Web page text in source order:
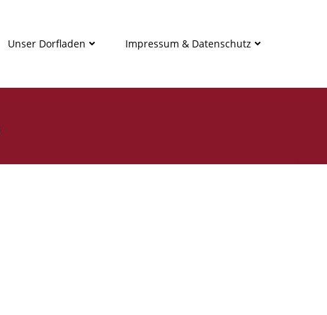
Unser Dorfladen Impressum & Datenschutz